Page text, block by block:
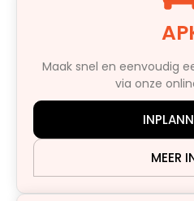
Maak snel en eenvoudig
via onze
MEER